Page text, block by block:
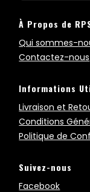
À Propos de
Qui sommes-
Contactez-nous
Informations
Livraison et
Conditions
Politique de
Suivez-nous
Facebook